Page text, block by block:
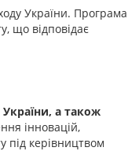
України. Програма
що відповідає
України, а також
інновацій,
під керівництвом